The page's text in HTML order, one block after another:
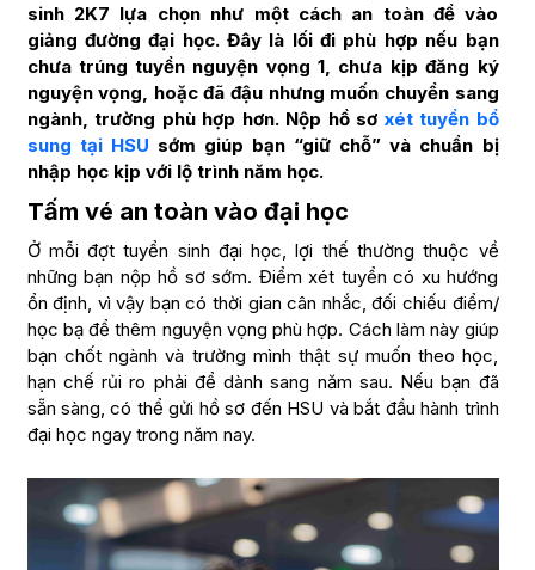
sinh 2K7 lựa chọn như một cách an toàn để vào
giảng đường đại học. Đây là lối đi phù hợp nếu bạn
chưa trúng tuyển nguyện vọng 1, chưa kịp đăng ký
nguyện vọng, hoặc đã đậu nhưng muốn chuyển sang
ngành, trường phù hợp hơn. Nộp hồ sơ xét tuyển bổ
sung tại HSU sớm giúp bạn “giữ chỗ” và chuẩn bị
nhập học kịp với lộ trình năm học.
Tấm vé an toàn vào đại học
Ở mỗi đợt tuyển sinh đại học, lợi thế thường thuộc về
những bạn nộp hồ sơ sớm. Điểm xét tuyển có xu hướng
ổn định, vì vậy bạn có thời gian cân nhắc, đối chiếu điểm/
học bạ để thêm nguyện vọng phù hợp. Cách làm này giúp
bạn chốt ngành và trường mình thật sự muốn theo học,
hạn chế rủi ro phải để dành sang năm sau. Nếu bạn đã
sẵn sàng, có thể gửi hồ sơ đến HSU và bắt đầu hành trình
đại học ngay trong năm nay.